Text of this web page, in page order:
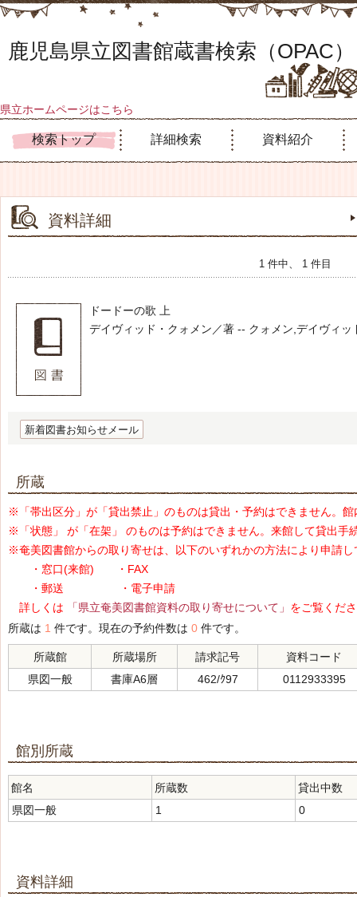
鹿児島県立図書館蔵書検索（OPAC）
県立ホームページはこちら
検索トップ 詳細検索 資料紹介
資料詳細
1 件中、 1 件目
ドードーの歌 上
デイヴィッド・クォメン／著 -- クォメン,デイヴィ
新着図書お知らせメール
所蔵
※「帯出区分」が「貸出禁止」のものは貸出・予約はできません。
※「状態」 が「在架」 のものは予約はできません。来館して貸出手
※奄美図書館からの取り寄せは、以下のいずれかの方法により申請し
・窓口(来館) ・FAX
・郵送 ・電子申請
詳しくは
「県立奄美図書館資料の取り寄せについて」 をご覧くだ
所蔵は 1 件です。現在の予約件数は 0 件です。
所蔵館 所蔵場所 請求記号
資料コード
県図一般
書庫A6層 462/ｸ97 0112933395
館別所蔵
館名 所蔵数
貸出中数
県図一般
1 0
資料詳細